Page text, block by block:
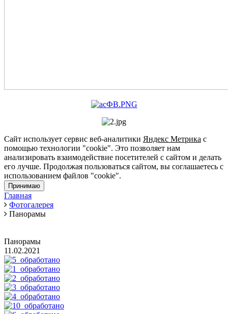
Сайт использует сервис веб-аналитики Яндекс Метрика с
помощью технологии "cookie". Это позволяет нам
анализировать взаимодействие посетителей с сайтом и делать
его лучше. Продолжая пользоваться сайтом, вы соглашаетесь с
использованием файлов "cookie".
Принимаю
Главная
Фотогалерея
Панорамы
Панорамы
11.02.2021